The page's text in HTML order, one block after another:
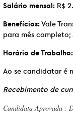
Salário mensal: R$
Benefícios:Vale
para mês
Horário de Trabalho:
Ao se candidatar é
Recebimento de
Candidata Aprovada :